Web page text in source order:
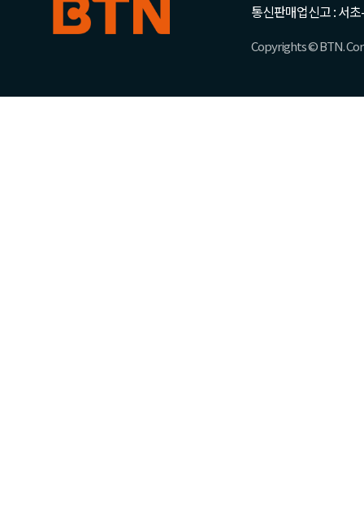
통신판매업신고 : 서
Copyrights © BTN.